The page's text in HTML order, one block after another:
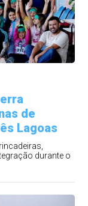
de
Lagoas
durante o